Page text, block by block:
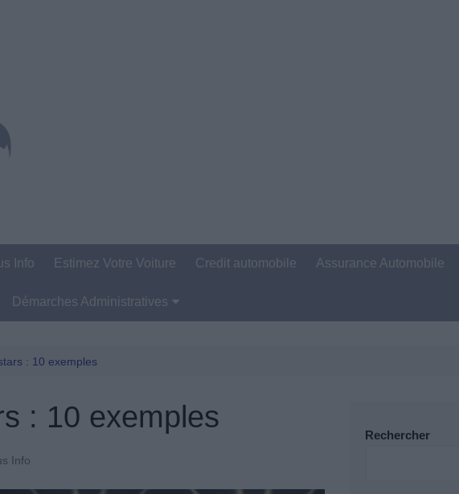
Info Estimez Votre Voiture Credit automobile Assurance Automobile
Démarches Administratives
Permis De Conduire
: 10 exemples
: 10 exemples
Info
Rechercher